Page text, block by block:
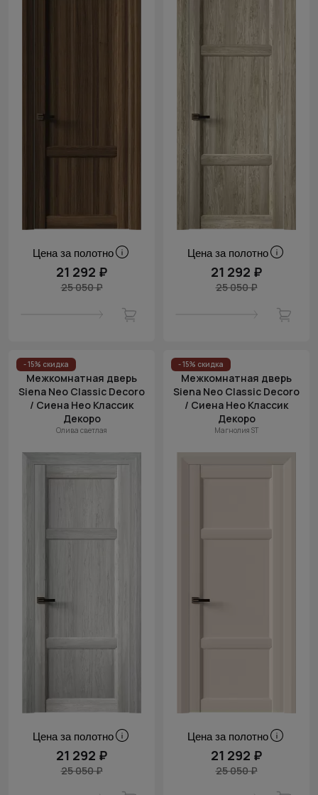
Цена за полотно
21 292 ₽
25 050 ₽
Цена за полотно
21 292 ₽
25 050 ₽
- 15% скидка
Межкомнатная дверь
Siena Neo Classic Decoro
/ Сиена Нео Классик
Декоро
Олива светлая
Цена за полотно
21 292 ₽
25 050 ₽
- 15% скидка
Межкомнатная дверь
Siena Neo Classic Decoro
/ Сиена Нео Классик
Декоро
Магнолия ST
Цена за полотно
21 292 ₽
25 050 ₽